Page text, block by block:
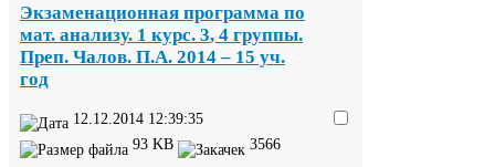
Экзаменационная программа по
мат. анализу. 1 курс. 3, 4 группы.
Преп. Чалов. П.А. 2014– 15 уч.
год
12 12 2014 12:39:35
93 KB 3566